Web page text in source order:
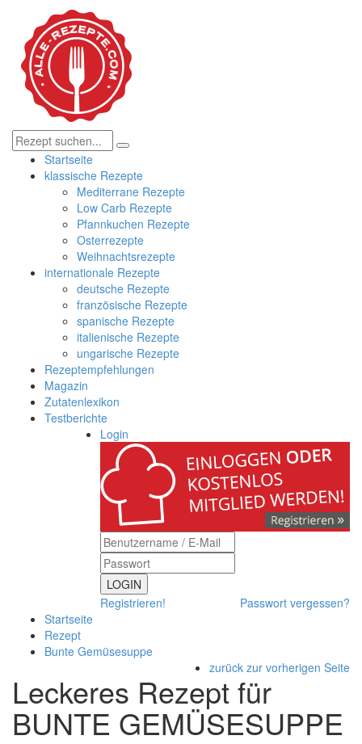
Startseite
klassische Rezepte
Mediterrane Rezepte
Low Carb Rezepte
Pfannkuchen Rezepte
Osterrezepte
Weihnachtsrezepte
internationale Rezepte
deutsche Rezepte
französische Rezepte
spanische Rezepte
italienische Rezepte
ungarische Rezepte
Rezeptempfehlungen
Magazin
Zutatenlexikon
Testberichte
Login
LOGIN
Registrieren!
Passwort vergessen?
Startseite
Rezept
Bunte Gemüsesuppe
zurück zur vorherigen Seite
Leckeres Rezept für
BUNTE GEMÜSESUPPE